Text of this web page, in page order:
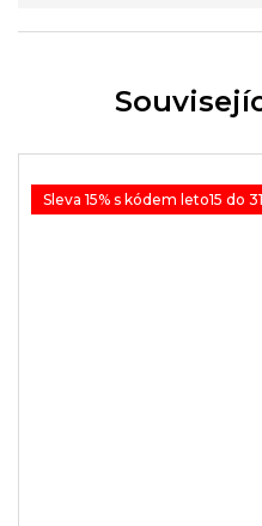
Sleva 15% s kódem leto15 do